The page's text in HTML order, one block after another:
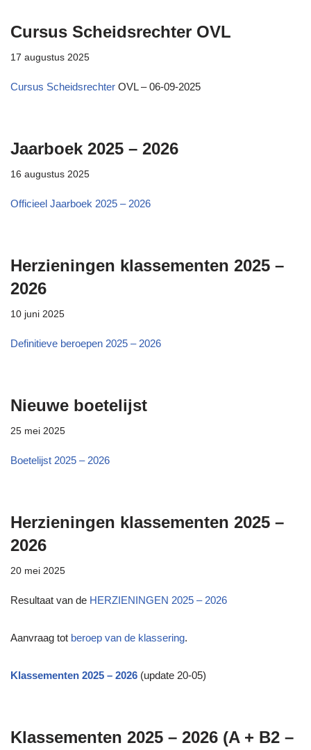
Cursus Scheidsrechter OVL
17 augustus 2025
Cursus Scheidsrechter OVL – 06-09-2025
Jaarboek 2025 – 2026
16 augustus 2025
Officieel Jaarboek 2025 – 2026
Herzieningen klassementen 2025 –
2026
10 juni 2025
Definitieve beroepen 2025 – 2026
Nieuwe boetelijst
25 mei 2025
Boetelijst 2025 – 2026
Herzieningen klassementen 2025 –
2026
20 mei 2025
Resultaat van de HERZIENINGEN 2025 – 2026
Aanvraag tot beroep van de klassering.
Klassementen 2025 – 2026 (update 20-05)
Klassementen 2025 – 2026 (A + B2 –